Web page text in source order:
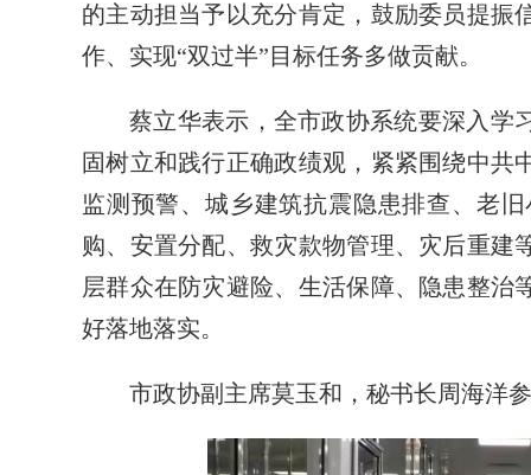
的主动担当予以充分肯定，鼓励委员提振
作、实现“双过半”目标任务多做贡献。
蔡立华表示，全市政协系统要深入学
固树立和践行正确政绩观，紧紧围绕中
监测预警、城乡建筑抗震隐患排查、老
购、安置分配、救灾款物管理、灾后重建
层群众在防灾避险、生活保障、隐患整治
好落地落实。
市政协副主席莫玉和，秘书长周海洋